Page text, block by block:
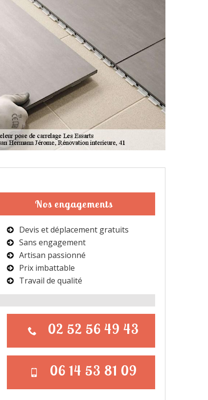
Nos engagements
Devis et déplacement gratuits
Sans engagement
Artisan passionné
Prix imbattable
Travail de qualité
02 52 56 49 43
06 14 53 81 09